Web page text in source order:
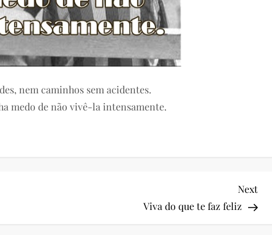
nem caminhos sem acidentes.
medo de não vivê-la intensamente.
Next
Post
Next
Viva do que te faz feliz